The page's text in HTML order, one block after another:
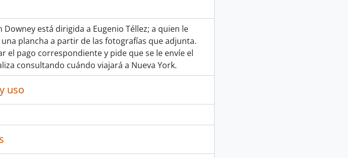
Downey está dirigida a Eugenio Téllez; a quien le
plancha a partir de las fotografías que adjunta.
el pago correspondiente y pide que se le envíe el
consultando cuándo viajará a Nueva York.
uso